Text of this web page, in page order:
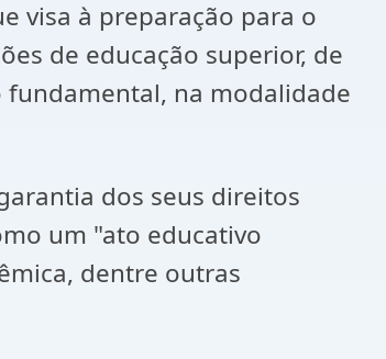
visa à preparação para o
de educação superior, de
fundamental, na modalidade
dos seus direitos
um "ato educativo
dentre outras